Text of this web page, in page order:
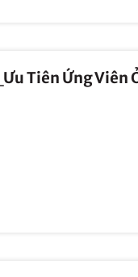
Tiên Ứng Viên